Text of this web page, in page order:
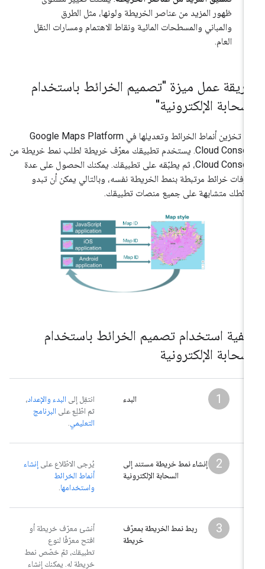
ظهور المزيد من عناصر الخريطة ولونها، مثل الطرق
والمباني والمسطحات المائية ونقاط الاهتمام ومسارات النقل
العام.
عمل ميزة "تصميم الخرائط باستخدام
الإلكترونية"
يتم تخزين أنماط الخرائط وتعديلها في Google Maps Platform
Cloud Console. يستخدم تطبيقك معرّف خريطة لطلب نمط خريطة من
Cloud Console، ثم يطبّقه على تطبيقك. يمكنك الحصول على عدة
خرائط مرتبطة بنمط الخريطة نفسه، وبالتالي يمكن أن تبدو
متشابهة على جميع منصات تطبيقك.
استخدام تصميم الخرائط باستخدام
الإلكترونية
انتقِل إلى البدء والإعداد،
ثم اطّلِع علىالبرنامج
التعليمي.
إنشاء نمط خريطة مستند إلى
السحابة الإلكترونية
يُرجى الاطّلاع على إنشاء
أنماط الخرائط
واستخدامها.
ربط نمط الخريطة بمعرّف
خريطة
أنشئ معرّف خريطة أو
افتح معرّفًا لنوع
تطبيقك، ثمّ خصّص نمط
خريطة له. يمكنك إنشاء